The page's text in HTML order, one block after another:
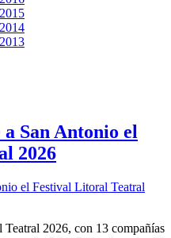
San Antonio el
2026
2026, con 13 compañías